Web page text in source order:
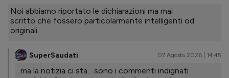
Noi abbiamo riportato le dichiarazioni ma mai
scritto che fossero particolarmente intelligenti od
originali
SuperSaudati 07 Agosto 2026 | 14.45
..ma la notizia ci sta... sono i commenti indignati